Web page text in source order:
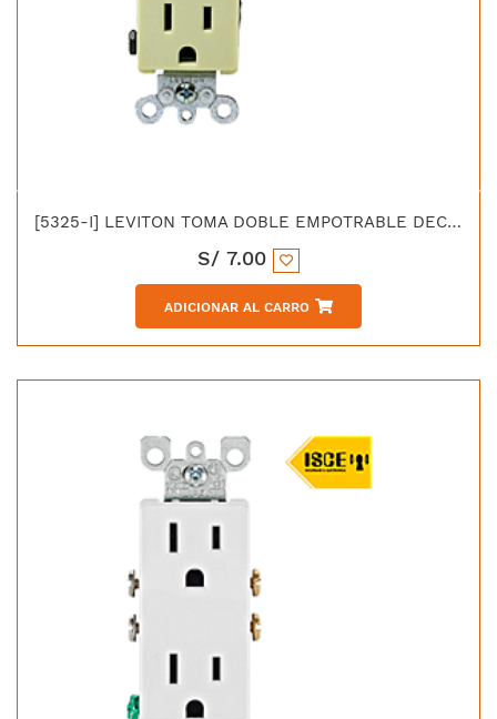
[5325-I] LEVITON TOMA DOBLE EMPOTRABLE DECORA 2X15A L/T 125V IEC 61008
S/ 7.00
ADICIONAR AL CARRO